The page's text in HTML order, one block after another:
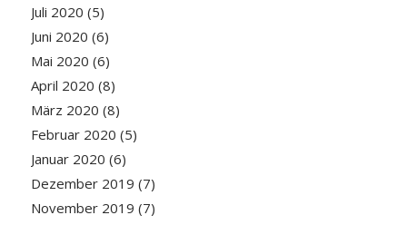
Juli 2020 (5)
Juni 2020 (6)
Mai 2020 (6)
April 2020 (8)
März 2020 (8)
Februar 2020 (5)
Januar 2020 (6)
Dezember 2019 (7)
November 2019 (7)